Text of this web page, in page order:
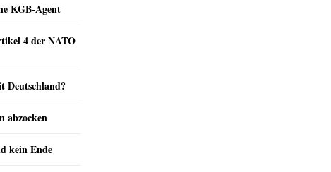
KGB-Agent
4 der NATO
Deutschland?
abzocken
kein Ende